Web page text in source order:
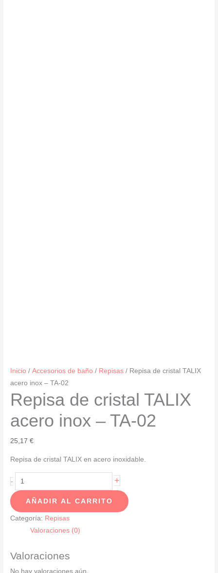
Inicio /Accesorios de baño / Repisas / Repisa de cristal TALIX
acero inox – TA-02
Repisa de cristal TALIX
acero inox – TA-02
25,17€
Repisa de cristal TALIX en acero inoxidable.
-
Repisa
de
cristal
TALIX
acero
+
AÑADIR AL CARRITO
Categoría: Repisas
Valoraciones (0)
Valoraciones
No hay valoraciones aún.